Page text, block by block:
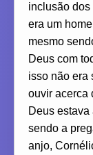
inclusão
era um
mesmo
Deus com
isso não era
ouvir acerca
Deus
sendo a
anjo,